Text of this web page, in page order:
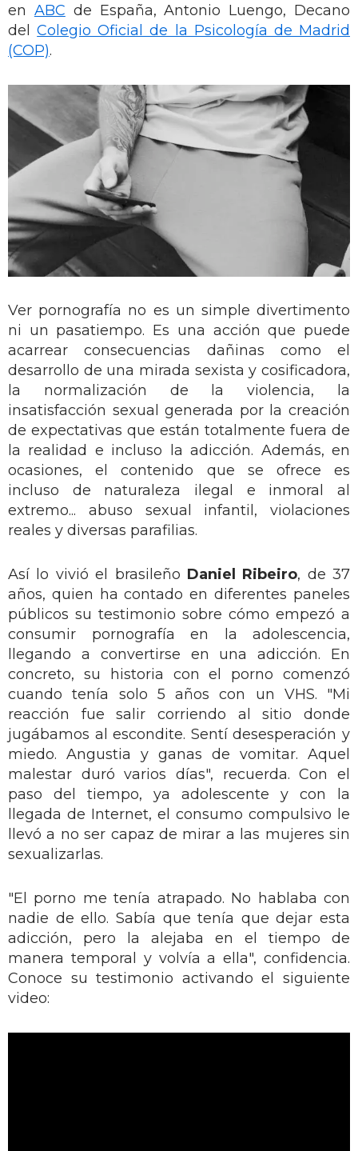
en ABC de España, Antonio Luengo, Decano
delColegio Oficial de la Psicología de Madrid
(COP).
Ver pornografía no es un simple divertimento
ni un pasatiempo. Es una acción que puede
acarrear consecuencias dañinas como el
desarrollo de una mirada sexista y cosificadora,
la normalización de la violencia, la
insatisfacción sexual generada por la creación
de expectativas que están totalmente fuera de
la realidad e incluso la adicción. Además, en
ocasiones, el contenido que se ofrece es
incluso de naturaleza ilegal e inmoral al
extremo... abuso sexual infantil, violaciones
reales y diversas parafilias.
Así lo vivió el brasileño Daniel Ribeiro, de 37
años, quien ha contado en diferentes paneles
públicos su testimonio sobre cómo empezó a
consumir pornografía en la adolescencia,
llegando a convertirse en una adicción. En
concreto, su historia con el porno comenzó
cuando tenía solo 5 años con un VHS. "Mi
reacción fue salir corriendo al sitio donde
jugábamos al escondite. Sentí desesperación y
miedo. Angustia y ganas de vomitar. Aquel
malestar duró varios días", recuerda. Con el
paso del tiempo, ya adolescente y con la
llegada de Internet, el consumo compulsivo le
llevó a no ser capaz de mirar a las mujeres sin
sexualizarlas.
"El porno me tenía atrapado. No hablaba con
nadie de ello. Sabía que tenía que dejar esta
adicción, pero la alejaba en el tiempo de
manera temporal y volvía a ella", confidencia.
Conoce su testimonio activando el siguiente
video: